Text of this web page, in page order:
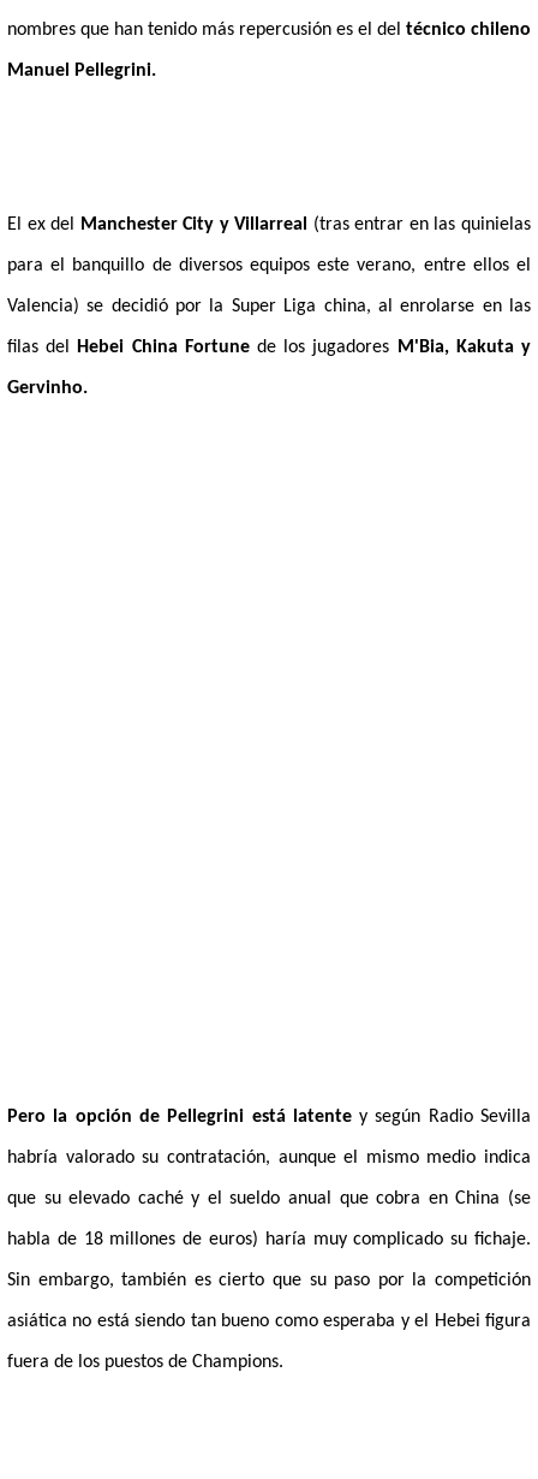
nombres que han tenido más repercusión es el del técnico chileno
Manuel Pellegrini.
El ex del Manchester City y Villarreal (tras entrar en las quinielas
para el banquillo de diversos equipos este verano, entre ellos el
Valencia) se decidió por la Super Liga china, al enrolarse en las
filas del Hebei China Fortunede los jugadores M'Bia, Kakuta y
Gervinho.
Pero la opción de Pellegrini está latentey según Radio Sevilla
habría valorado su contratación, aunque el mismo medio indica
que su elevado caché y el sueldo anual que cobra en China (se
habla de 18 millones de euros) haría muy complicado su fichaje.
Sin embargo, también es cierto que su paso por la competición
asiática no está siendo tan bueno como esperaba y el Hebei figura
fuera de los puestos de Champions.